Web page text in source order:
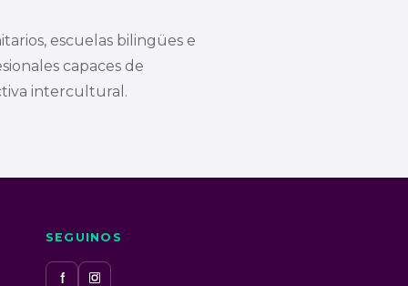
escuelas bilingües e
capaces de
intercultural.
SEGUINOS